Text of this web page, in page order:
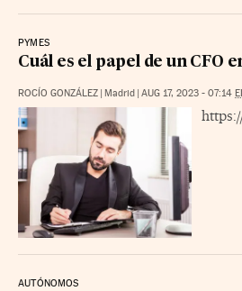
PYMES
Cuál es el papel de un CFO
ROCÍO GONZÁLEZ Madrid AUG 17, 2023 - 07:14
AUTÓNOMOS